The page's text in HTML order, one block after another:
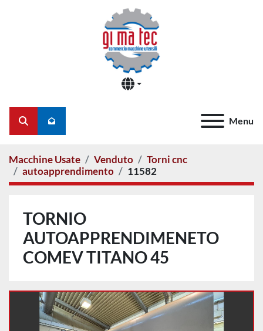
Menu
Cerca
Macchine Usate Venduto
Torni cnc
autoapprendimento
11582
TORNIO
AUTOAPPRENDIMENETO
COMEV TITANO 45